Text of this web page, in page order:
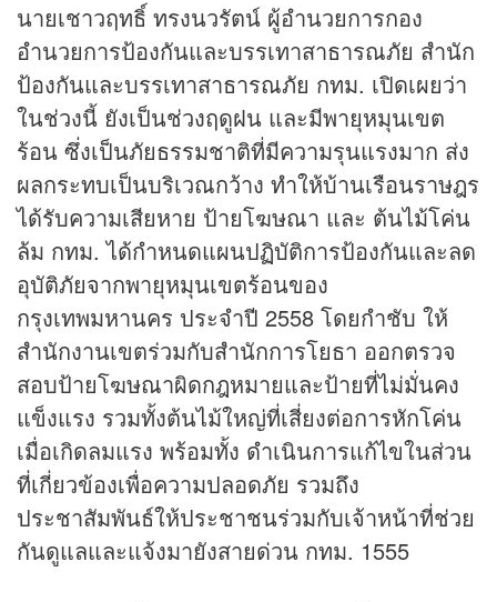
นายเชาวฤทธิ์ ทรงนวรัตน์ ผู้อำนวยการกอง
อำนวยการป้องกันและบรรเทาสาธารณภัย สำนัก
ป้องกันและบรรเทาสาธารณภัย กทม. เปิดเผยว่า
ในช่วงนี้ ยังเป็นช่วงฤดูฝน และมีพายุหมุนเขต
ร้อน ซึ่งเป็นภัยธรรมชาติที่มีความรุนแรงมาก ส่ง
ผลกระทบเป็นบริเวณกว้าง ทำให้บ้านเรือนราษฎร
ได้รับความเสียหาย ป้ายโฆษณา และ ต้นไม้โค่น
ล้ม กทม. ได้กำหนดแผนปฏิบัติการป้องกันและลด
อุบัติภัยจากพายุหมุนเขตร้อนของ
กรุงเทพมหานคร ประจำปี 2558 โดยกำชับ ให้
สำนักงานเขตร่วมกับสำนักการโยธา ออกตรวจ
สอบป้ายโฆษณาผิดกฎหมายและป้ายที่ไม่มั่นคง
แข็งแรง รวมทั้งต้นไม้ใหญ่ที่เสี่ยงต่อการหักโค่น
เมื่อเกิดลมแรง พร้อมทั้ง ดำเนินการแก้ไขในส่วน
ที่เกี่ยวข้องเพื่อความปลอดภัย รวมถึง
ประชาสัมพันธ์ให้ประชาชนร่วมกับเจ้าหน้าที่ช่วย
กันดูแลและแจ้งมายังสายด่วน กทม. 1555